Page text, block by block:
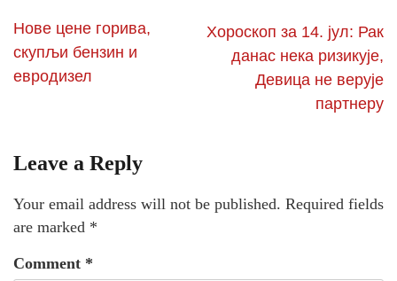
Нове цене горива,
скупљи бензин и
евродизел
Хороскоп за 14. јул: Рак
данас нека ризикује,
Девица не верује
партнеру
Leave a Reply
Your email address will not be published. Required fields
are marked *
Comment *